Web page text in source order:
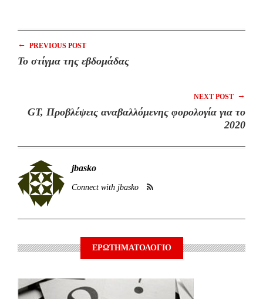
← PREVIOUS POST
Το στίγμα της εβδομάδας
NEXT POST →
GT, Προβλέψεις αναβαλλόμενης φορολογία για το
2020
jbasko
Connect with jbasko
ΕΡΩΤΗΜΑΤΟΛΟΓΙΟ